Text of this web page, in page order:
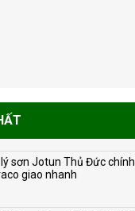
sơn Jotun Thủ Đức
giao nhanh